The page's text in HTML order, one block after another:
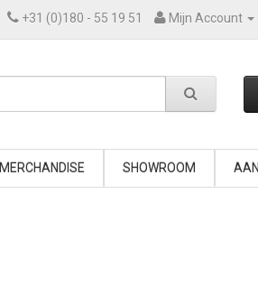
+31 (0)180 - 55 19 51 Mijn Account
MERCHANDISE SHOWROOM